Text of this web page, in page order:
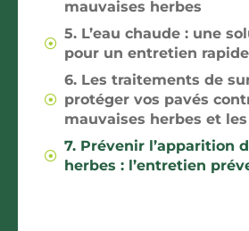
mauvaises herbes
5. L’eau chaude : une
pour un entretien rapide
6. Les traitements de
protéger vos pavés
mauvaises herbes et
7. Prévenir l’apparition
herbes : l’entretien